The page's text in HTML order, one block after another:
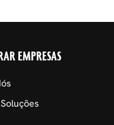
EMPRESAS